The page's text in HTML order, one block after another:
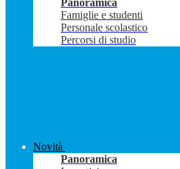
Panoramica
Famiglie e studenti
Personale scolastico
Percorsi di studio
Novità
Panoramica